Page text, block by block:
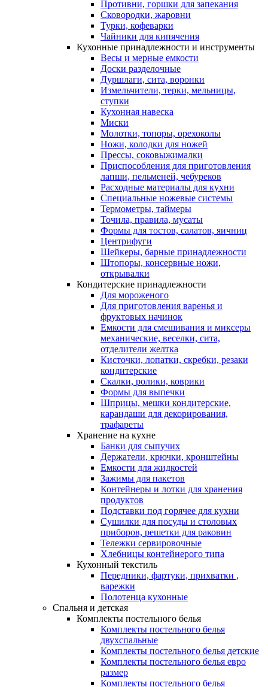
Противни, горшки для запекания
Сковородки, жаровни
Турки, кофеварки
Чайники для кипячения
Кухонные принадлежности и инструменты
Весы и мерные емкости
Доски разделочные
Дуршлаги, сита, воронки
Измельчители, терки, мельницы,
ступки
Кухонная навеска
Миски
Молотки, топоры, орехоколы
Ножи, колодки для ножей
Прессы, соковыжималки
Приспособления для приготовления
лапши, пельменей, чебуреков
Расходные материалы для кухни
Специальные ножевые системы
Термометры, таймеры
Точила, правила, мусаты
Формы для тостов, салатов, яичниц
Центрифуги
Шейкеры, барные принадлежности
Штопоры, консервные ножи,
открывалки
Кондитерские принадлежности
Для мороженого
Для приготовления варенья и
фруктовых начинок
Емкости для смешивания и миксеры
механические, веселки, сита,
отделители желтка
Кисточки, лопатки, скребки, резаки
кондитерские
Скалки, ролики, коврики
Формы для выпечки
Шприцы, мешки кондитерские,
карандаши для декорирования,
трафареты
Хранение на кухне
Банки для сыпучих
Держатели, крючки, кронштейны
Емкости для жидкостей
Зажимы для пакетов
Контейнеры и лотки для хранения
продуктов
Подставки под горячее для кухни
Сушилки для посуды и столовых
приборов, решетки для раковин
Тележки сервировочные
Хлебницы контейнерого типа
Кухонный текстиль
Передники, фартуки, прихватки ,
варежки
Полотенца кухонные
Спальня и детская
Комплекты постельного белья
Комплекты постельного белья
двухспальные
Комплекты постельного белья детские
Комплекты постельного белья евро
размер
Комплекты постельного белья